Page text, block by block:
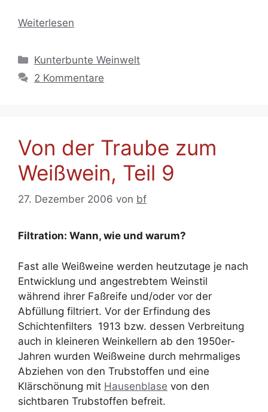
Weiterlesen
Kategorien
Kunterbunte Weinwelt
2 Kommentare
Von der Traube zum
Weißwein, Teil 9
27. Dezember 2006 von bf
Filtration: Wann, wie und warum?
Fast alle Weißweine werden heutzutage je nach
Entwicklung und angestrebtem Weinstil
während ihrer Faßreife und/oder vor der
Abfüllung filtriert. Vor der Erfindung des
Schichtenfilters 1913 bzw. dessen Verbreitung
auch in kleineren Weinkellern ab den 1950er-
Jahren wurden Weißweine durch mehrmaliges
Abziehen von den Trubstoffen und eine
Klärschönung mit Hausenblase von den
sichtbaren Trubstoffen befreit.